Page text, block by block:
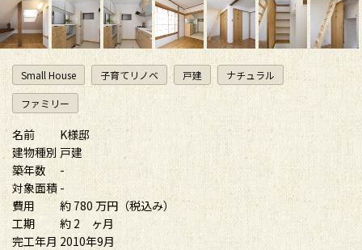
Small House 子育てリノベ 戸建 ナチュラル
ファミリー
名前
K様邸
建物種別 戸建
築年数
-
対象面積 -
費用
約 780 万円（税込み）
工期
約 2 ヶ月
完工年月 2010年9月